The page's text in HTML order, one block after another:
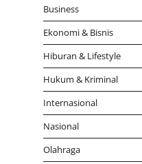
Business
Ekonomi & Bisnis
Hiburan & Lifestyle
Hukum & Kriminal
Internasional
Nasional
Olahraga